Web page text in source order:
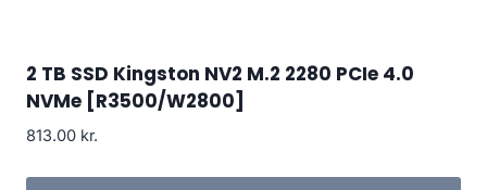
2 TB SSD Kingston NV2 M.2 2280 PCIe 4.0
NVMe [R3500/W2800]
813.00 kr.